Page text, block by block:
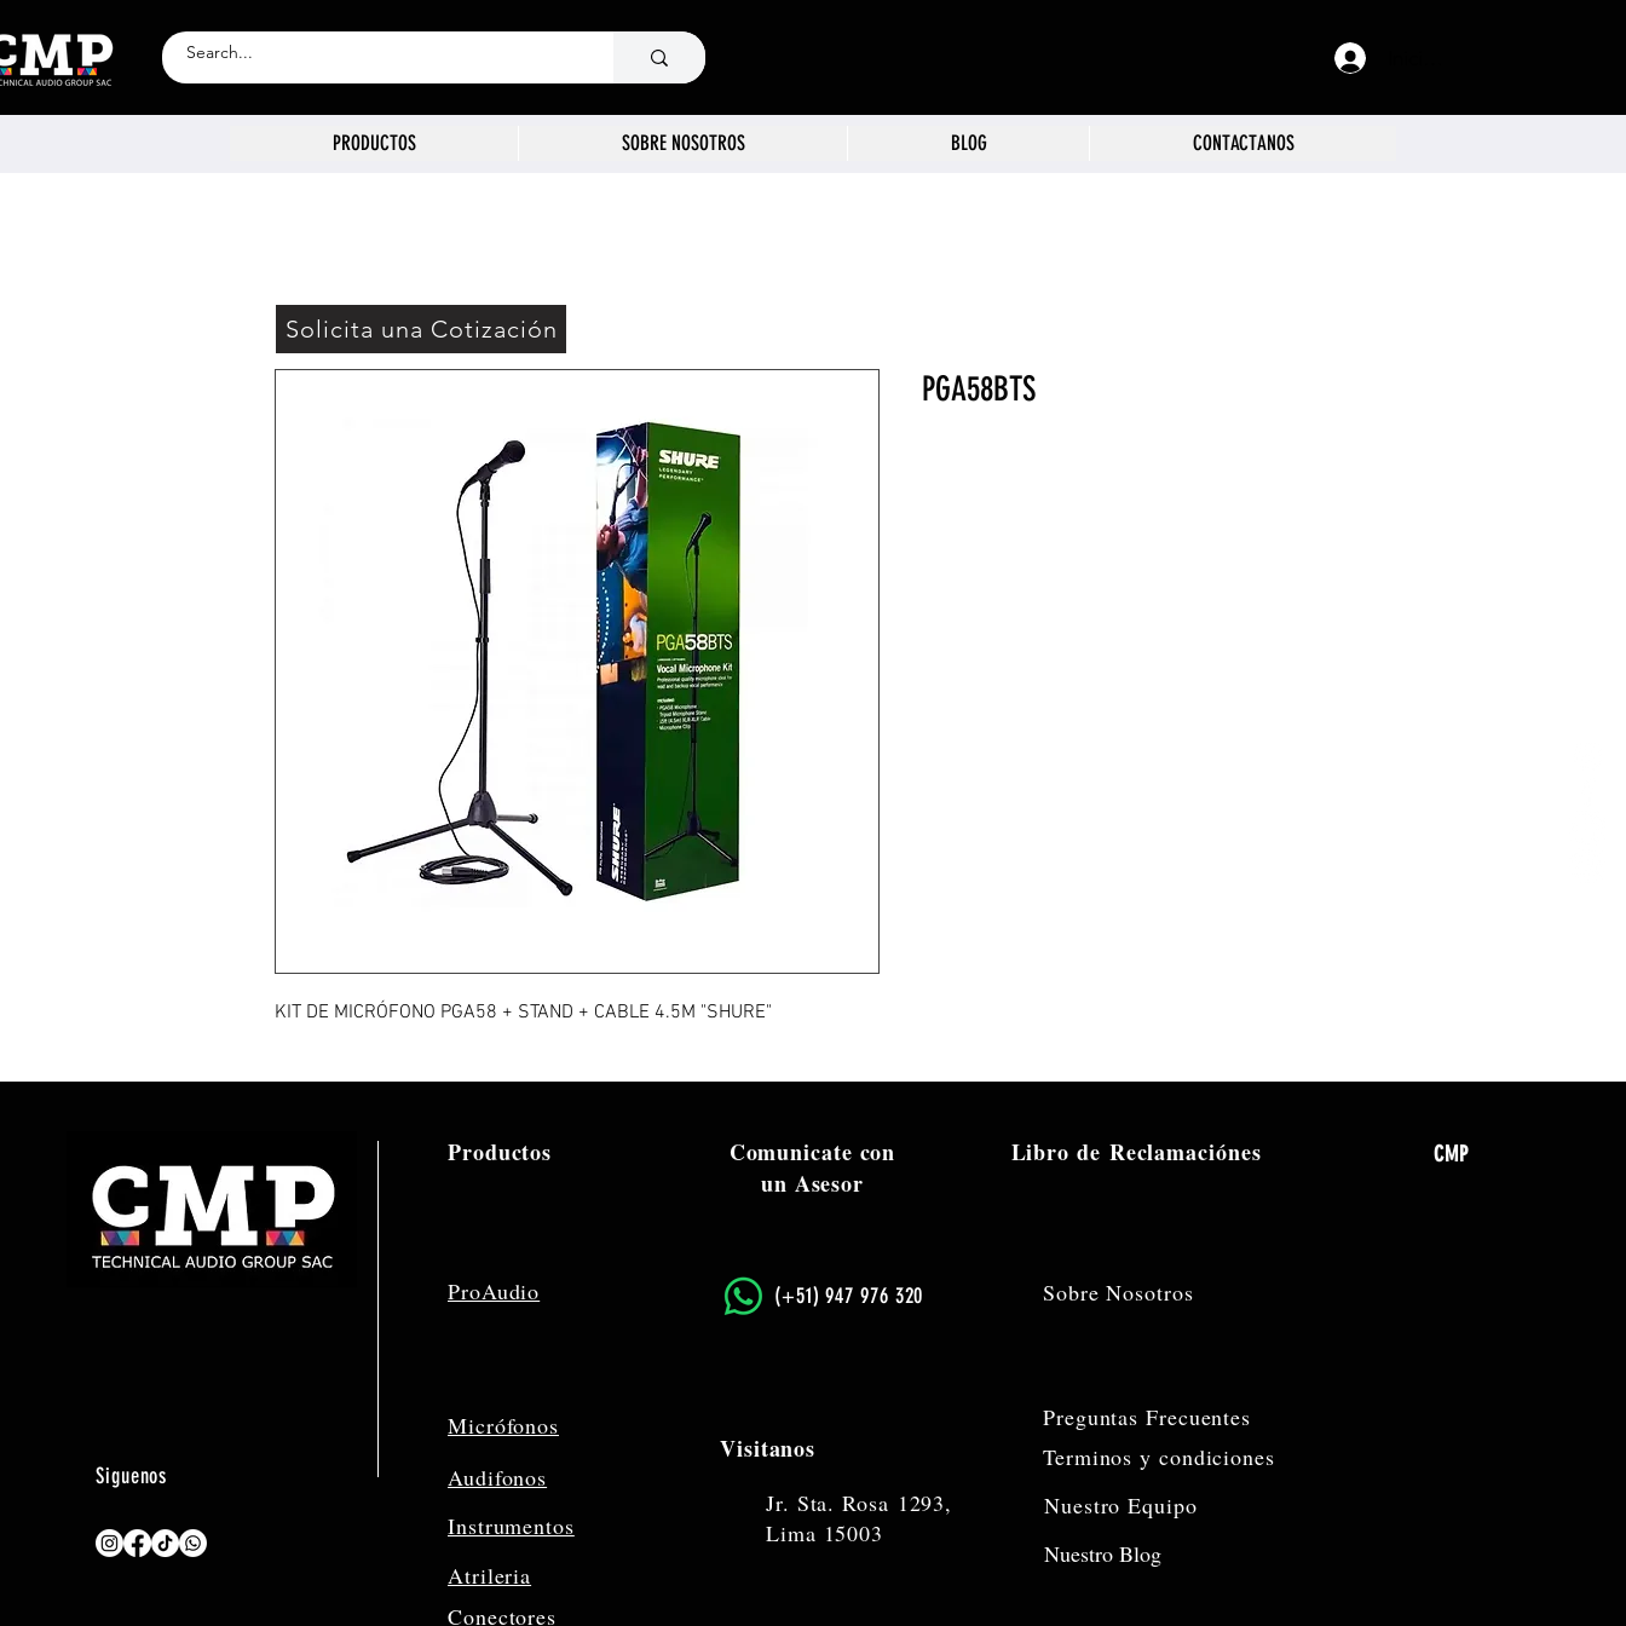
PRODUCTOS SOBRE NOSOTROS BLOG CONTACTANOS
KIT DE MICRÓFONO PGA58 + STAND + CABLE 4.5M "SHURE"
PGA58BTS
Solicita una Cotización
Siguenos
Productos
ProAudio
Micrófonos
Audifonos
Instrumentos
Atrileria
Comunicate con
un Asesor
Libro de Reclamaciónes CMP
​(+51) 947 976 320 Sobre Nosotros
Preguntas Frecuentes
Visitanos
Jr. Sta. Rosa 1293,
Lima 15003
Terminos y condiciones
Nuestro Equipo
Nuestro Blog
Conectores